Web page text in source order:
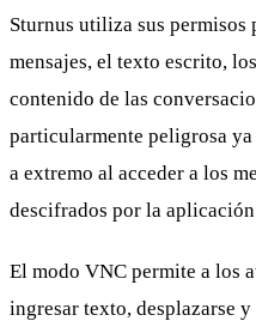
Sturnus utiliza sus permisos
mensajes, el texto escrito,
contenido de las
particularmente peligrosa
a extremo al acceder a los
descifrados por la
El modo VNC permite a los
ingresar texto, desplazarse